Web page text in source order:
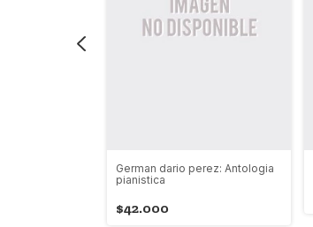
German dario perez: Antologia
pianistica
$42.000